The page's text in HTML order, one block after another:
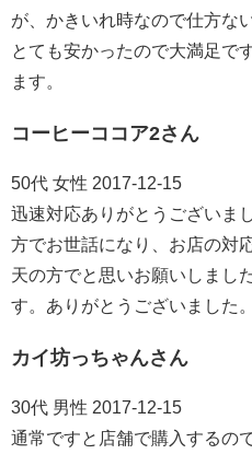
が、かきいれ時なので仕方な
とても安かったので大満足で
ます。
コーヒーココア2さん
50代 女性 2017-12-15
迅速対応ありがとうございま
方でお世話になり、お店の対
天の方でと思いお願いしまし
す。ありがとうございました。
カイ坊っちゃんさん
30代 男性 2017-12-15
通常ですと店舗で購入するの